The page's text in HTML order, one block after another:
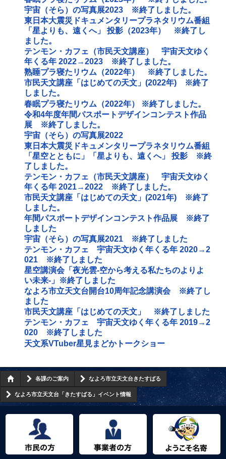
宇宙（そら）の写真展2023 ※終了しました。
東日本大震災ドキュメンタリープラネタリウム番組
「星よりも、遠くへ」 投影（2023年） ※終了し
ました。
テンモン・カフェ（市民天文講座） 宇宙天文ゆく
年くる年 2022→2023 ※終了しました。
熟睡プラ寝たリウム（2022年） ※終了しました。
市民天文講座「はじめての天文」(2022年) ※終了
しました。
春眠プラ寝たリウム（2022年） ※終了しました。
令和4年度年間パスポートデザインコンテスト作品
展 ※終了しました。
宇宙（そら）の写真展2022
東日本大震災ドキュメンタリープラネタリウム番組
「星空とともに」「星よりも、遠くへ」 投影 ※終
了しました。
テンモン・カフェ（市民天文講座） 宇宙天文ゆく
年くる年 2021→2022 ※終了しました。
市民天文講座「はじめての天文」(2021年) ※終了
しました。
年間パスポートデザインコンテスト作品展 ※終了
しました
宇宙（そら）の写真展2021 ※終了しました
テンモン・カフェ 宇宙天文ゆく年くる年 2020→2
021 ※終了しました
星空講演会「夜光雲‐空から考える私たちのよりよ
い未来‐」※終了しました
なよろ市立天文台開台10周年記念講演会 ※終了し
ました
市民天文講座「はじめての天文」 ※終了しました
テンモン・カフェ 宇宙天文ゆく年くる年 2019→2
020 ※終了しました
天文系VTuber星見まどかトークショー
各課のご案内 なよろ市立天文台きたすばる
なよろ市立天文台「きたすばる」イベント情報